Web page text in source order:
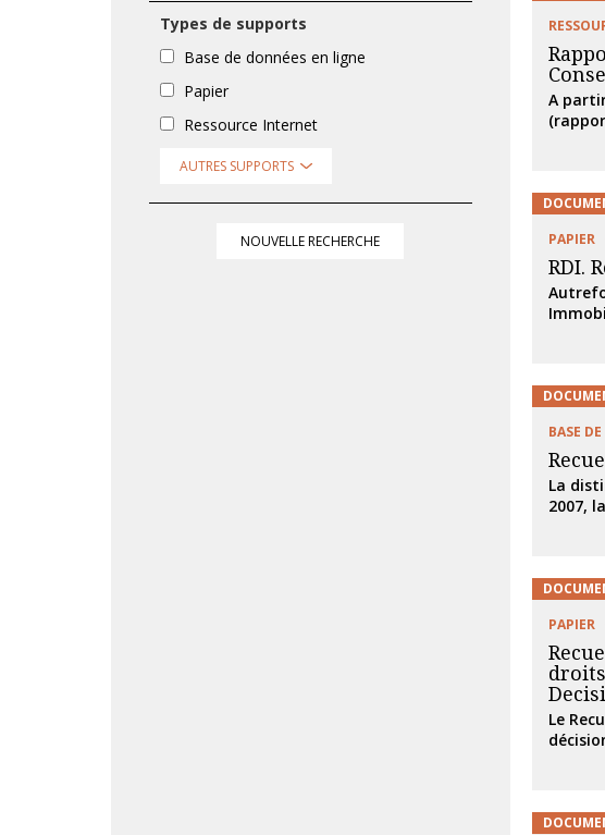
Types de supports
Base de données en ligne
Papier
Ressource Internet
AUTRES SUPPORTS
NOUVELLE RECHERCHE
A
PAPIER
RDI.
BASE
La
2007,
PAPIER
Le